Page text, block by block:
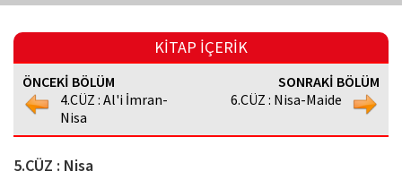
KİTAP İÇERİK
ÖNCEKİ BÖLÜM
4.CÜZ : Al'i İmran-
Nisa
SONRAKİ BÖLÜM
6.CÜZ : Nisa-Maide
5.CÜZ : Nisa